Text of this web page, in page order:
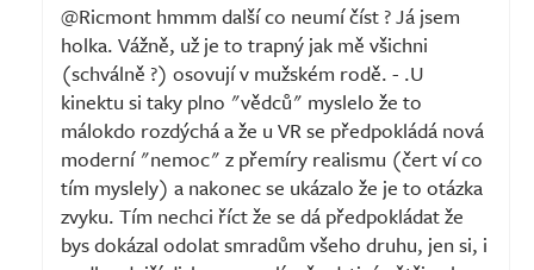
@Ricmont hmmm další co neumí číst ? Já jsem
holka. Vážně, už je to trapný jak mě všichni
(schválně ?) osovují v mužském rodě. - .U
kinektu si taky plno "vědců" myslelo že to
málokdo rozdýchá a že u VR se předpokládá nová
moderní "nemoc" z přemíry realismu (čert ví co
tím myslely) a nakonec se ukázalo že je to otázka
zvyku. Tím nechci říct že se dá předpokládat že
bys dokázal odolat smradům všeho druhu, jen si, i